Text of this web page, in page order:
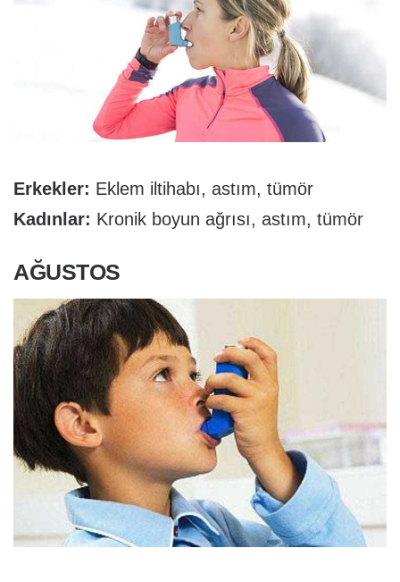
Erkekler: Eklem iltihabı, astım, tümör
Kadınlar: Kronik boyun ağrısı, astım, tümör
AĞUSTOS